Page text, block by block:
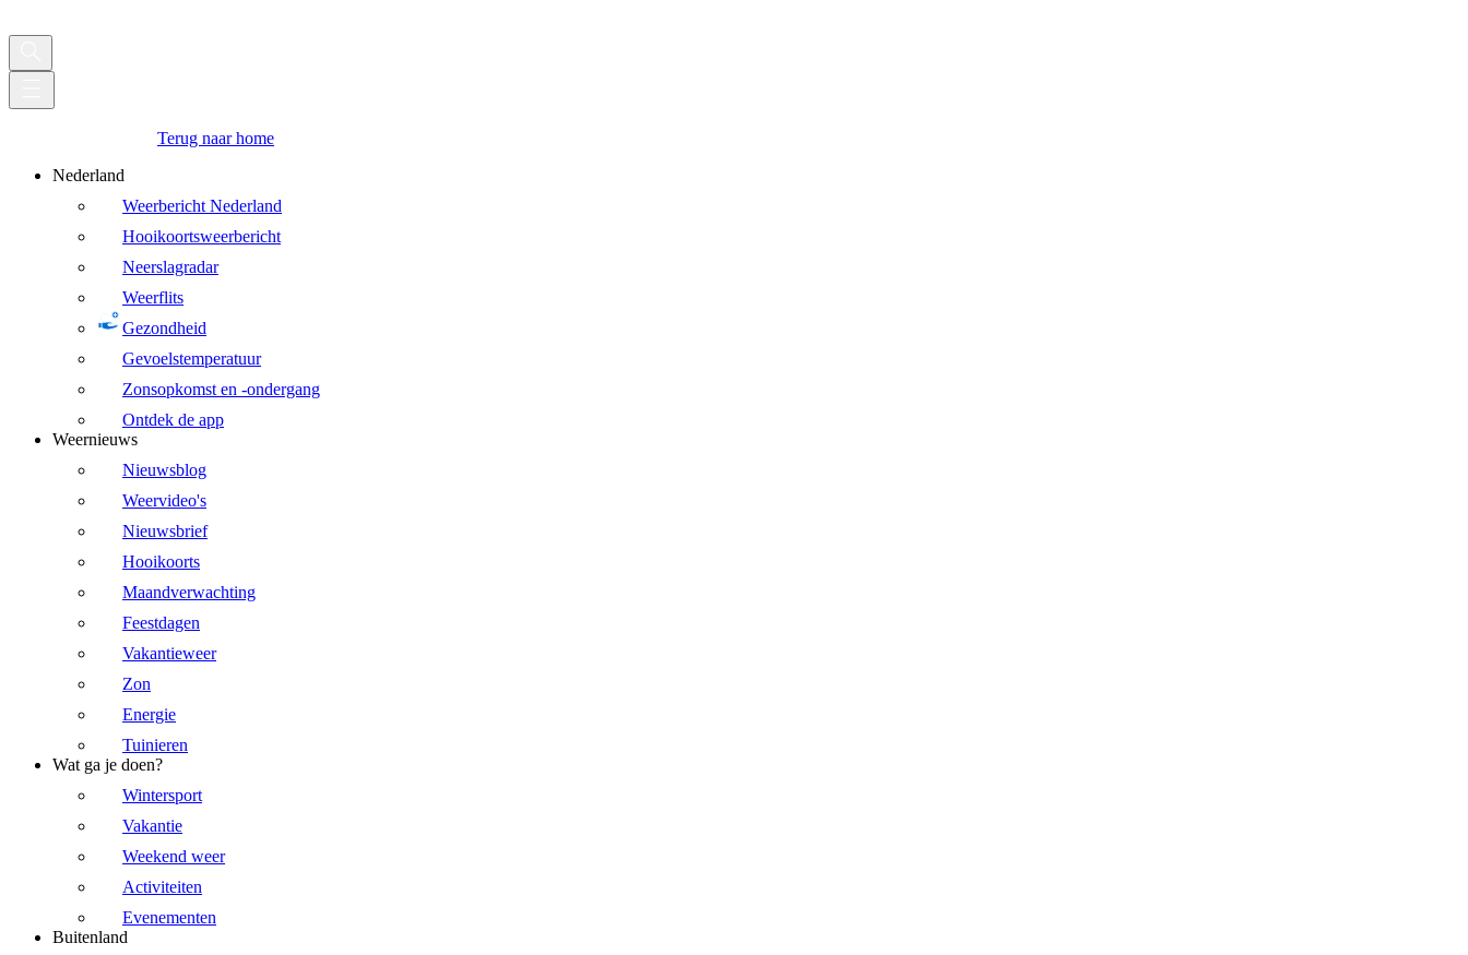
Terug naar home
Nederland
Weerbericht Nederland
Hooikoortsweerbericht
Neerslagradar
Weerflits
Gezondheid
Gevoelstemperatuur
Zonsopkomst en -ondergang
Ontdek de app
Weernieuws
Nieuwsblog
Weervideo's
Nieuwsbrief
Hooikoorts
Maandverwachting
Feestdagen
Vakantieweer
Zon
Energie
Tuinieren
Wat ga je doen?
Wintersport
Vakantie
Weekend weer
Activiteiten
Evenementen
Buitenland